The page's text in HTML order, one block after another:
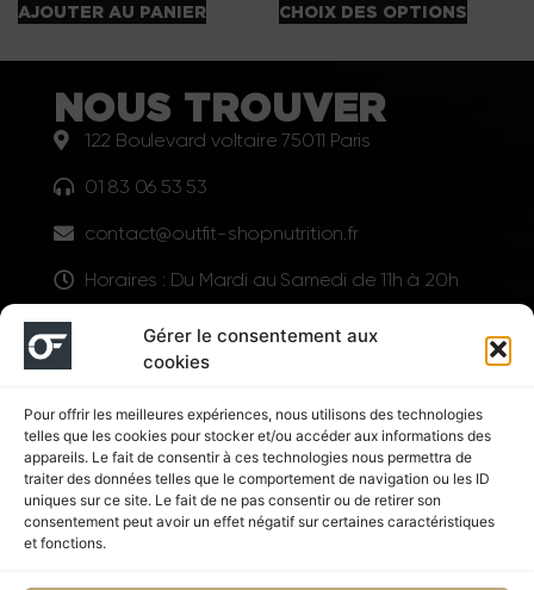
Gérer le consentement aux
cookies
Pour offrir les meilleures expériences, nous utilisons des technologies
telles que les cookies pour stocker et/ou accéder aux informations des
appareils. Le fait de consentir à ces technologies nous permettra de
traiter des données telles que le comportement de navigation ou les ID
uniques sur ce site. Le fait de ne pas consentir ou de retirer son
consentement peut avoir un effet négatif sur certaines caractéristiques
et fonctions.
AJOUTER AU PANIER CHOIX DES OPTIONS
NOUS TROUVER
122 Boulevard voltaire 75011 Paris
01 83 06 53 53
contact@outfit-shopnutrition.fr
Horaires : Du Mardi au Samedi de 11h à 20h
LIENS UTILES
Suivez nous